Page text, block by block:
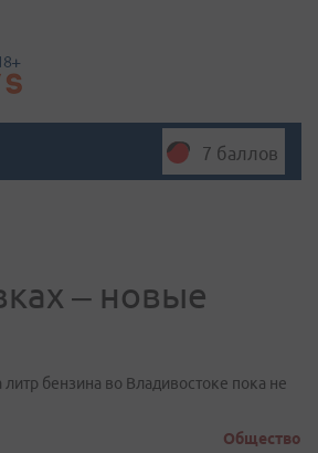
7 баллов
– новые
бензина во Владивостоке пока не
Общество